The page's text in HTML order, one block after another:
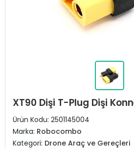
XT90 Dişi T-Plug Dişi
Ürün Kodu: 2501145004
Marka: Robocombo
Kategori: Drone Araç ve Gereçleri